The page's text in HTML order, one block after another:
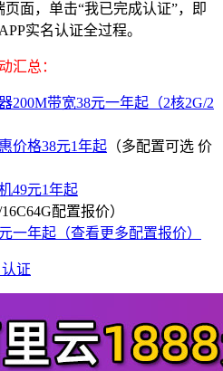
面，单击“我已完成认证”，即
实名认证全过程。
汇总：
200M带宽38元一年起（2核2G/2
价格38元1年起 （多配置可选 价
49元1年起
配置报价）
一年起（查看更多配置报价）
证